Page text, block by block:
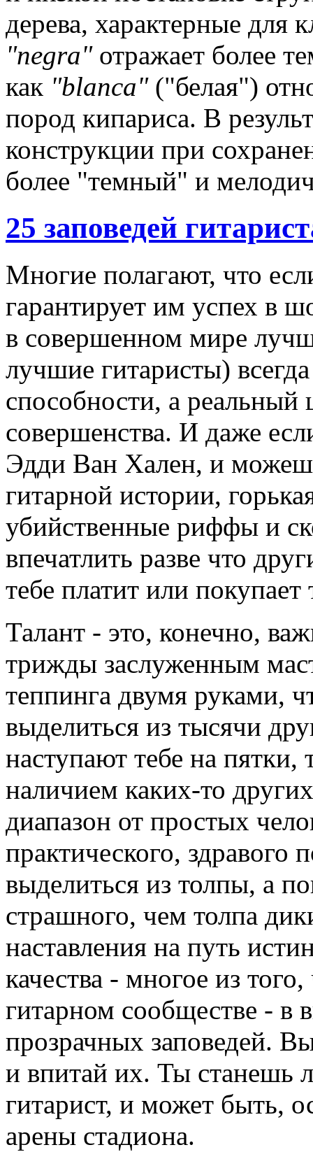
дерева, характерные для
"negra"отражает более
как "blanca"("белая")
пород кипариса. В
конструкции при
более "темный" и
25 заповедей
Многие полагают, что
гарантирует им успех в
в совершенном мире
лучшие гитаристы)
способности, а реальный
совершенства. И даже
Эдди Ван Хален, и
гитарной истории,
убийственные риффы и
впечатлить разве что
тебе платит или покупает
Талант - это, конечно,
трижды заслуженным
теппинга двумя руками,
выделиться из тысячи
наступают тебе на пятки,
наличием каких-то
диапазон от простых
практического, здравого
выделиться из толпы, а
страшного, чем толпа
наставления на путь
качества - многое из
гитарном сообществе - в
прозрачных заповедей.
и впитай их. Ты станешь
гитарист, и может быть,
арены стадиона.